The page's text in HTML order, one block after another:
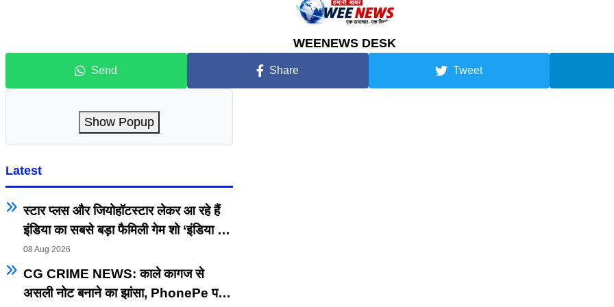
WEENEWS DESK
Send Share Tweet
Show Popup
Latest
स्टार प्लस और जियोहॉटस्टार लेकर आ रहे हैं
इंडिया का सबसे बड़ा फैमिली गेम शो ‘इंडिया के
टॉप 1%’, जिसे होस्ट करेंगे अनिल कपूर,
प्रीमियर 5 सितम्बर से
08 Aug 2026
CG CRIME NEWS: काले कागज से
असली नोट बनाने का झांसा, PhonePe पर